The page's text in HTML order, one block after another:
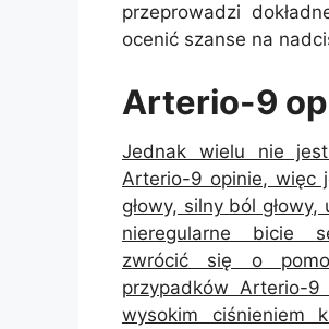
przeprowadzi
ocenić szanse na
Arterio-9
Jednak wielu nie
Arterio-9 opinie, więc
głowy, silny ból
nieregularne bicie
zwrócić się o
przypadków Arterio-
wysokim ciśnieniem